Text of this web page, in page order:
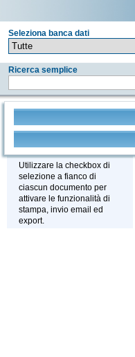
Seleziona banca dati
Ricerca semplice
Stampa - Email - Export
Utilizzare la checkbox di
selezione a fianco di
ciascun documento per
attivare le funzionalità di
stampa, invio email ed
export.